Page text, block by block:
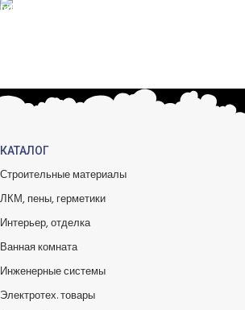
КАТАЛОГ
Строительные материалы
ЛКМ, пены, герметики
Интерьер, отделка
Ванная комната
Инженерные системы
Электротех. товары